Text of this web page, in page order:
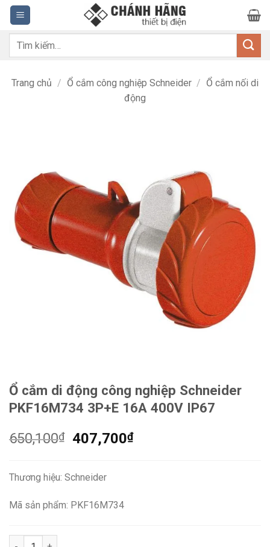
Bỏ
qua
nội
dung
Tìm
Trang chủ / Ổ cắm công nghiệp Schneider / Ổ cắm nối di
động
Ổ cắm di động công nghiệp Schneider
PKF16M734 3P+E 16A 400V IP67
650,100₫
Giá
650,100₫.
407,700₫Giá
Thương hiệu: Schneider
Mã sản phẩm: PKF16M734
Ổ cắm di động công nghiệp Schneider PKF16M734 3P+E 16A